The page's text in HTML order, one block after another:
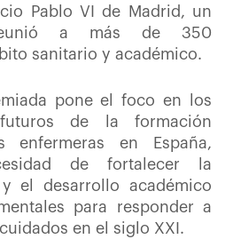
Pablo VI de Madrid, un
a más de 350
sanitario y académico.
pone el foco en los
de la formación
enfermeras en España,
de fortalecer la
el desarrollo académico
para responder a
en el siglo XXI.